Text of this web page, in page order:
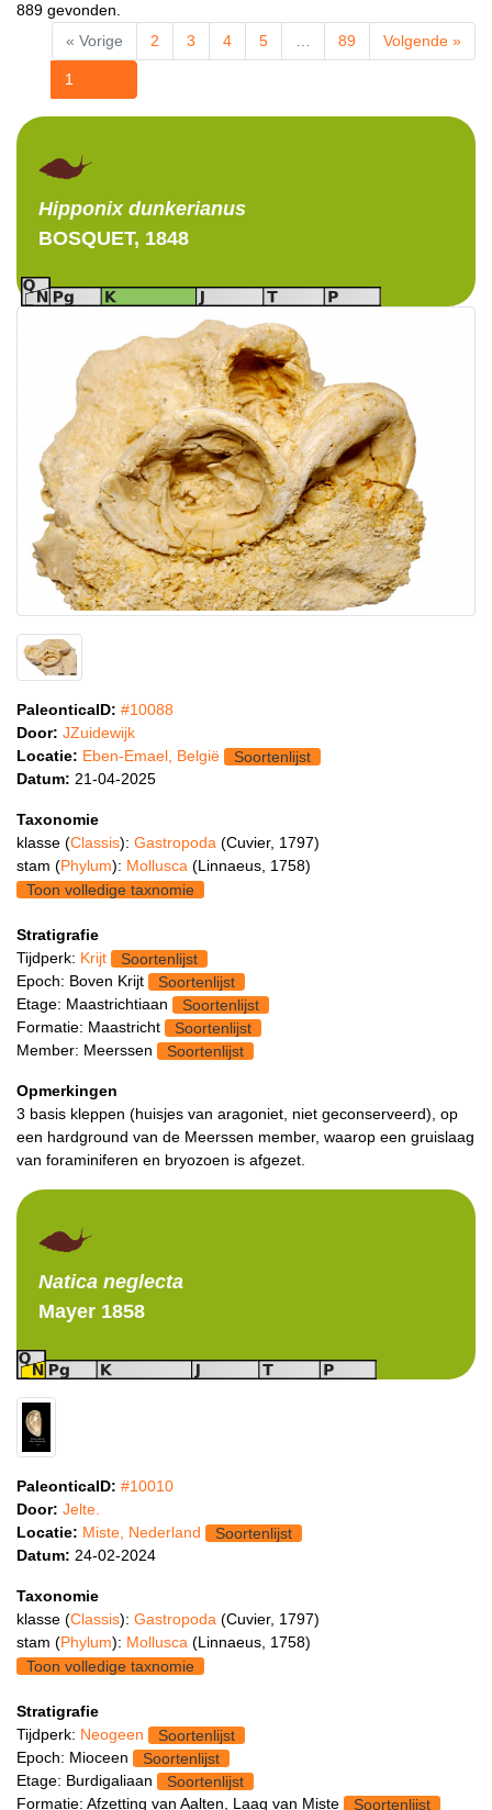
889 gevonden.
« Vorige
1
2 3 4 5 89 Volgende »
Hipponixdunkerianus
BOSQUET, 1848
PaleonticaID: #10088
Door: JZuidewijk
Locatie: Eben-Emael, België
Soortenlijst
Datum: 21-04-2025
Taxonomie
klasse (Classis): Gastropoda (Cuvier, 1797)
stam (Phylum): Mollusca (Linnaeus, 1758)
Toon volledige taxnomie
Stratigrafie
Tijdperk: Krijt
Soortenlijst
Epoch: Boven Krijt
Soortenlijst
Etage: Maastrichtiaan
Soortenlijst
Formatie: Maastricht
Soortenlijst
Member: Meerssen
Soortenlijst
Opmerkingen
3 basis kleppen (huisjes van aragoniet, niet geconserveerd), op
een hardground van de Meerssen member, waarop een gruislaag
van foraminiferen en bryozoen is afgezet.
Natica neglecta
Mayer 1858
PaleonticaID: #10010
Door: Jelte.
Locatie: Miste, Nederland
Soortenlijst
Datum: 24-02-2024
Taxonomie
klasse (Classis): Gastropoda (Cuvier, 1797)
stam (Phylum): Mollusca (Linnaeus, 1758)
Toon volledige taxnomie
Stratigrafie
Tijdperk: Neogeen
Soortenlijst
Epoch: Mioceen
Soortenlijst
Etage: Burdigaliaan
Soortenlijst
Formatie: Afzetting van Aalten, Laag van Miste
Soortenlijst